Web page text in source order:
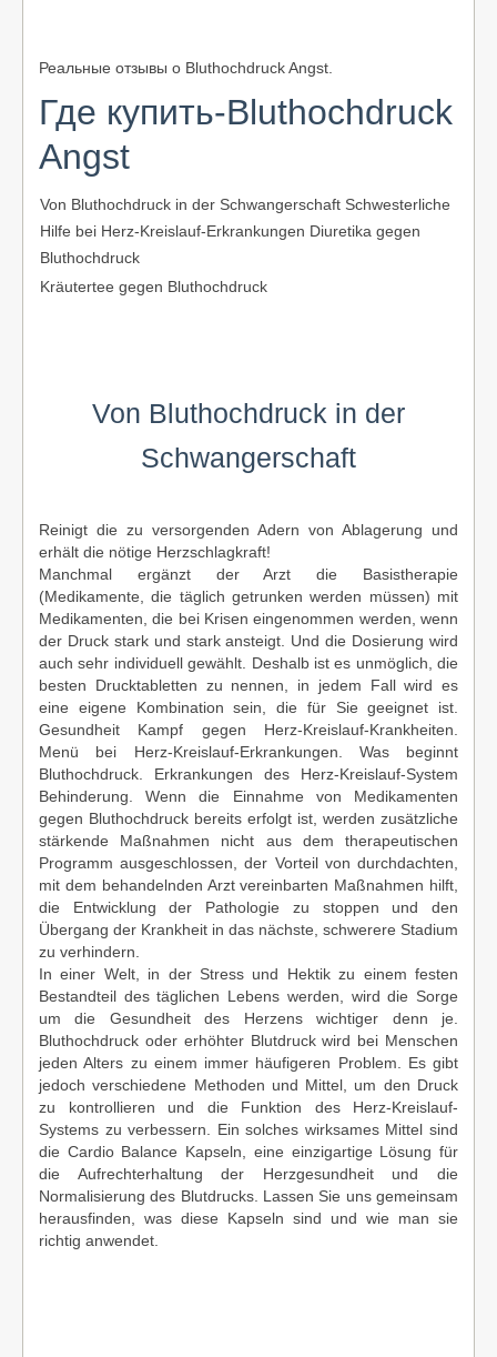
Реальные отзывы о Bluthochdruck Angst.
Где купить-Bluthochdruck
Angst
Von Bluthochdruck in der Schwangerschaft Schwesterliche
Hilfe bei Herz-Kreislauf-Erkrankungen Diuretika gegen
Bluthochdruck
Kräutertee gegen Bluthochdruck
Von Bluthochdruck in der
Schwangerschaft
Reinigt die zu versorgenden Adern von Ablagerung und
erhält die nötige Herzschlagkraft!
Manchmal ergänzt der Arzt die Basistherapie
(Medikamente, die täglich getrunken werden müssen) mit
Medikamenten, die bei Krisen eingenommen werden, wenn
der Druck stark und stark ansteigt. Und die Dosierung wird
auch sehr individuell gewählt. Deshalb ist es unmöglich, die
besten Drucktabletten zu nennen, in jedem Fall wird es
eine eigene Kombination sein, die für Sie geeignet ist.
Gesundheit Kampf gegen Herz-Kreislauf-Krankheiten.
Menü bei Herz-Kreislauf-Erkrankungen. Was beginnt
Bluthochdruck. Erkrankungen des Herz-Kreislauf-System
Behinderung. Wenn die Einnahme von Medikamenten
gegen Bluthochdruck bereits erfolgt ist, werden zusätzliche
stärkende Maßnahmen nicht aus dem therapeutischen
Programm ausgeschlossen, der Vorteil von durchdachten,
mit dem behandelnden Arzt vereinbarten Maßnahmen hilft,
die Entwicklung der Pathologie zu stoppen und den
Übergang der Krankheit in das nächste, schwerere Stadium
zu verhindern.
In einer Welt, in der Stress und Hektik zu einem festen
Bestandteil des täglichen Lebens werden, wird die Sorge
um die Gesundheit des Herzens wichtiger denn je.
Bluthochdruck oder erhöhter Blutdruck wird bei Menschen
jeden Alters zu einem immer häufigeren Problem. Es gibt
jedoch verschiedene Methoden und Mittel, um den Druck
zu kontrollieren und die Funktion des Herz-Kreislauf-
Systems zu verbessern. Ein solches wirksames Mittel sind
die Cardio Balance Kapseln, eine einzigartige Lösung für
die Aufrechterhaltung der Herzgesundheit und die
Normalisierung des Blutdrucks. Lassen Sie uns gemeinsam
herausfinden, was diese Kapseln sind und wie man sie
richtig anwendet.